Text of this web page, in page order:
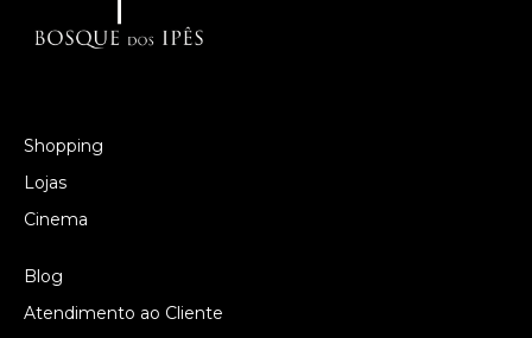
Shopping
Lojas
Cinema
Blog
Atendimento ao Cliente